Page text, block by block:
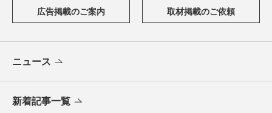
広告掲載のご案内 取材掲載のご依頼
ニュース
新着記事一覧